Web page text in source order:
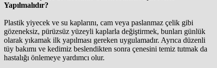
Yapılmalıdır?
Plastik yiyecek ve su kaplarını, cam veya paslanmaz çelik gibi
gözeneksiz, pürüzsüz yüzeyli kaplarla değiştirmek, bunları günlük
olarak yıkamak ilk yapılması gereken uygulamadır. Ayrıca düzenli
tüy bakımı ve kedimiz beslendikten sonra çenesini temiz tutmak da
hastalığı önlemeye yardımcı olur.